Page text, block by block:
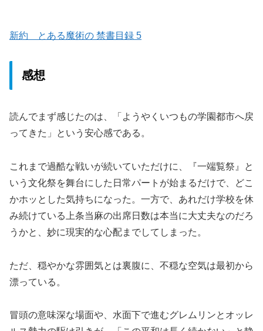
新約 とある魔術の 禁書目録 5
感想
読んでまず感じたのは、「ようやくいつもの学園都市へ戻
ってきた」という安心感である。
これまで過酷な戦いが続いていただけに、『一端覧祭』と
いう文化祭を舞台にした日常パートが始まるだけで、どこ
かホッとした気持ちになった。一方で、あれだけ学校を休
み続けている上条当麻の出席日数は本当に大丈夫なのだろ
うかと、妙に現実的な心配までしてしまった。
ただ、穏やかな雰囲気とは裏腹に、不穏な空気は最初から
漂っている。
冒頭の意味深な場面や、水面下で進むグレムリンとオッレ